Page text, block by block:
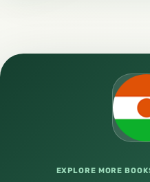
EXPLORE MORE